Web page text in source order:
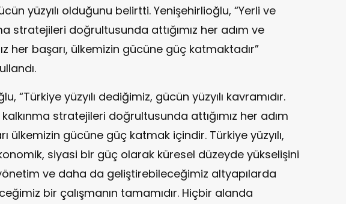
yüzyılı olduğunu belirtti. Yenişehirlioğlu, “Yerli ve
stratejileri doğrultusunda attığımız her adım ve
her başarı, ülkemizin gücüne güç katmaktadır”
“Türkiye yüzyılı dediğimiz, gücün yüzyılı kavramıdır.
stratejileri doğrultusunda attığımız her adım
ülkemizin gücüne güç katmak içindir. Türkiye yüzyılı,
siyasi bir güç olarak küresel düzeyde yükselişini
ve daha da geliştirebileceğimiz altyapılarda
bir çalışmanın tamamıdır. Hiçbir alanda